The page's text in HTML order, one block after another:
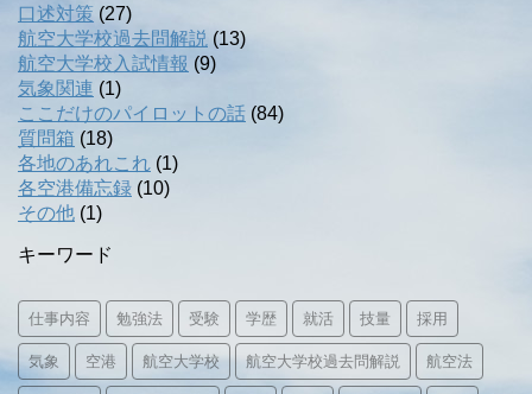
口述対策 (27)
航空大学校過去問解説 (13)
航空大学校入試情報 (9)
気象関連 (1)
ここだけのパイロットの話 (84)
質問箱 (18)
各地のあれこれ (1)
各空港備忘録 (10)
その他 (1)
キーワード
仕事内容 勉強法 受験 学歴 就活 技量 採用
気象 空港 航空大学校 航空大学校過去問解説 航空法